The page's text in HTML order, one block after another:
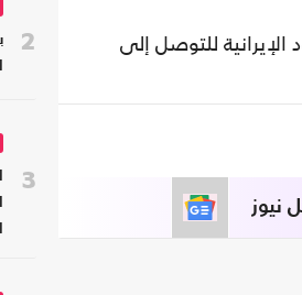
الإيرانية للتوصل إلى
نيوز
2
3